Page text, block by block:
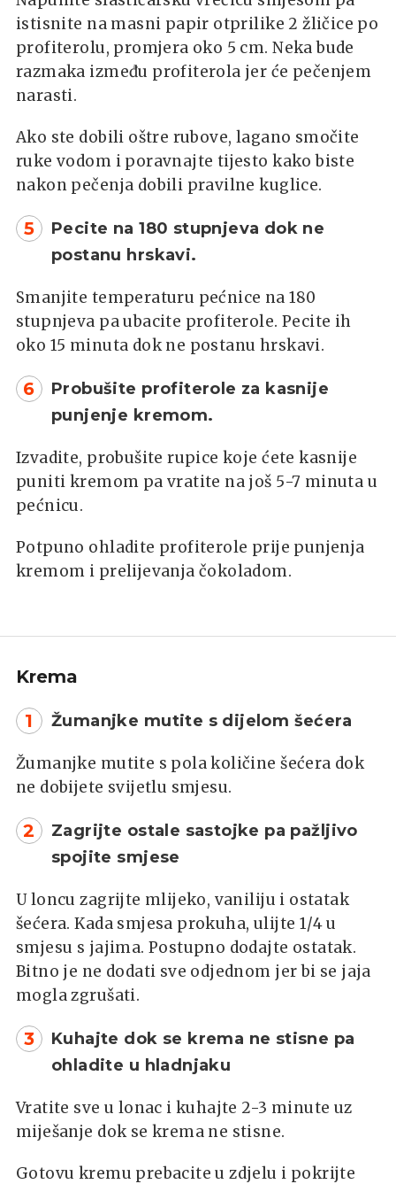
istisnite na masni papir otprilike 2 žličice po
profiterolu, promjera oko 5 cm. Neka bude
razmaka između profiterola jer će pečenjem
narasti.
Ako ste dobili oštre rubove, lagano smočite
ruke vodom i poravnajte tijesto kako biste
nakon pečenja dobili pravilne kuglice.
5
Pecite na 180 stupnjeva dok ne
postanu hrskavi.
Smanjite temperaturu pećnice na 180
stupnjeva pa ubacite profiterole. Pecite ih
oko 15 minuta dok ne postanu hrskavi.
6
Probušite profiterole za kasnije
punjenje kremom.
Izvadite, probušite rupice koje ćete kasnije
puniti kremom pa vratite na još 5-7 minuta u
pećnicu.
Potpuno ohladite profiterole prije punjenja
kremom i prelijevanja čokoladom.
Krema
1 Žumanjke mutite s dijelom šećera
Žumanjke mutite s pola količine šećera dok
ne dobijete svijetlu smjesu.
2
Zagrijte ostale sastojke pa pažljivo
spojite smjese
U loncu zagrijte mlijeko, vaniliju i ostatak
šećera. Kada smjesa prokuha, ulijte 1/4 u
smjesu s jajima. Postupno dodajte ostatak.
Bitno je ne dodati sve odjednom jer bi se jaja
mogla zgrušati.
3
Kuhajte dok se krema ne stisne pa
ohladite u hladnjaku
Vratite sve u lonac i kuhajte 2-3 minute uz
miješanje dok se krema ne stisne.
Gotovu kremu prebacite u zdjelu i pokrijte